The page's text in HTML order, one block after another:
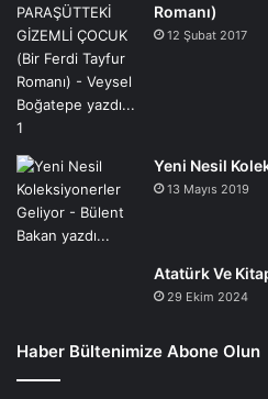
Romanı)
12 Şubat 2017
Yeni Nesil
13 Mayıs 2019
Atatürk Ve
29 Ekim 2024
Haber Bültenimize Abone Olun